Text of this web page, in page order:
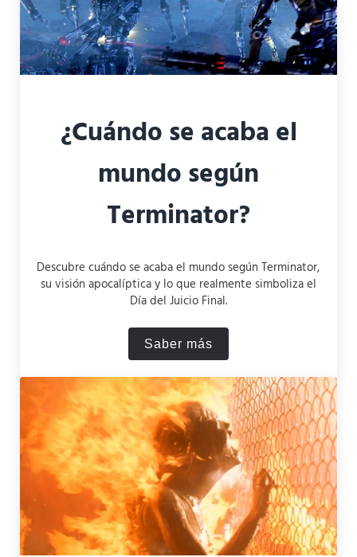
¿Cuándo se acaba el
mundo según
Terminator?
Descubre cuándo se acaba el mundo según Terminator,
su visión apocalíptica y lo que realmente simboliza el
Día del Juicio Final.
Saber más¿Cuándo se acaba el